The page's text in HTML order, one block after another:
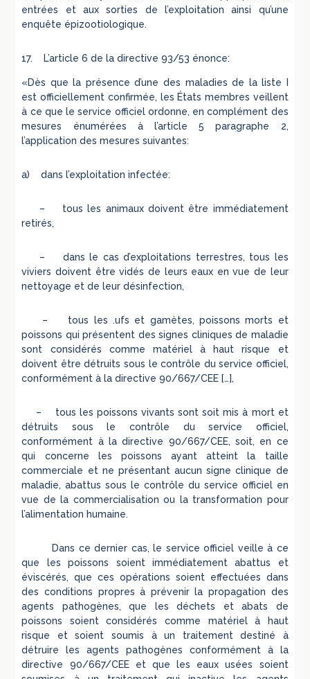
entrées et aux sorties de l’exploitation ainsi qu’une
enquête épizootiologique.
17. L’article 6 de la directive 93/53 énonce:
«Dès que la présence d’une des maladies de la liste I
est officiellement confirmée, les États membres veillent
à ce que le service officiel ordonne, en complément des
mesures énumérées à l’article 5 paragraphe 2,
l’application des mesures suivantes:
a) dans l’exploitation infectée:
– tous les animaux doivent être immédiatement
retirés,
– dans le cas d’exploitations terrestres, tous les
viviers doivent être vidés de leurs eaux en vue de leur
nettoyage et de leur désinfection,
– tous les .ufs et gamètes, poissons morts et
poissons qui présentent des signes cliniques de maladie
sont considérés comme matériel à haut risque et
doivent être détruits sous le contrôle du service officiel,
conformément à la directive 90/667/CEE […],
– tous les poissons vivants sont soit mis à mort et
détruits sous le contrôle du service officiel,
conformément à la directive 90/667/CEE, soit, en ce
qui concerne les poissons ayant atteint la taille
commerciale et ne présentant aucun signe clinique de
maladie, abattus sous le contrôle du service officiel en
vue de la commercialisation ou la transformation pour
l’alimentation humaine.
Dans ce dernier cas, le service officiel veille à ce
que les poissons soient immédiatement abattus et
éviscérés, que ces opérations soient effectuées dans
des conditions propres à prévenir la propagation des
agents pathogènes, que les déchets et abats de
poissons soient considérés comme matériel à haut
risque et soient soumis à un traitement destiné à
détruire les agents pathogènes conformément à la
directive 90/667/CEE et que les eaux usées soient